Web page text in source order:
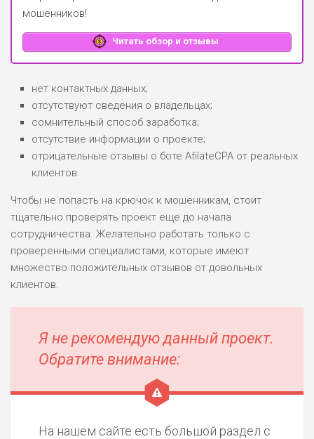
мошенников!
Читать обзор и отзывы
нет контактных данных;
отсутствуют сведения о владельцах;
сомнительный способ заработка;
отсутствие информации о проекте;
отрицательные отзывы о боте AfilateCPA от реальных
клиентов.
Чтобы не попасть на крючок к мошенникам, стоит
тщательно проверять проект еще до начала
сотрудничества. Желательно работать только с
проверенными специалистами, которые имеют
множество положительных отзывов от довольных
клиентов.
Я не рекомендую данный проект.
Обратите внимание:
На нашем сайте есть большой раздел с